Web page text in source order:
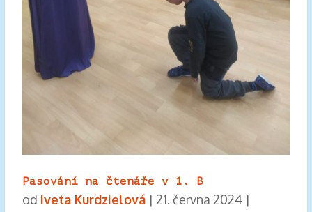
Pasování na čtenáře v 1. B
od Iveta Kurdzielová| 21. června 2024 |